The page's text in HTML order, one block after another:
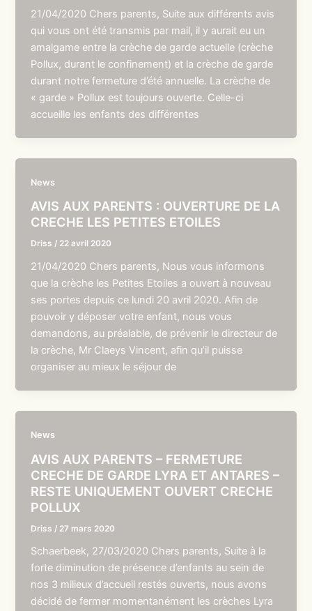
21/04/2020 Chers parents, Suite aux différents avis
qui vous ont été transmis par mail, il y aurait eu un
amalgame entre la crèche de garde actuelle (crèche
Pollux, durant le confinement) et la crèche de garde
durant notre fermeture d’été annuelle. La crèche de
« garde » Pollux est toujours ouverte. Celle-ci
accueille les enfants des différentes
News
AVIS AUX PARENTS : OUVERTURE DE LA
CRECHE LES PETITES ETOILES
Driss / 22 avril 2020
21/04/2020 Chers parents, Nous vous informons
que la crèche les Petites Etoiles a ouvert à nouveau
ses portes depuis ce lundi 20 avril 2020. Afin de
pouvoir y déposer votre enfant, nous vous
demandons, au préalable, de prévenir le directeur de
la crèche, Mr Claeys Vincent, afin qu’il puisse
organiser au mieux le séjour de
News
AVIS AUX PARENTS – FERMETURE
CRECHE DE GARDE LYRA ET ANTARES –
RESTE UNIQUEMENT OUVERT CRECHE
POLLUX
Driss / 27 mars 2020
Schaerbeek, 27/03/2020 Chers parents, Suite à la
forte diminution de présence d’enfants au sein de
nos 3 milieux d’accueil restés ouverts, nous avons
décidé de fermer momentanément les crèches Lyra